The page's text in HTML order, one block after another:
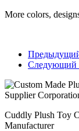
More colors,
Следующий
Cuddly Plush Toy
Manufacturer